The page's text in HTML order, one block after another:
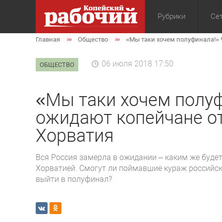
Рубрики
Общество
Главная Общество «Мы таки хочем полуфинала!»
ОБЩЕСТВО 06 июля 2018 17:50
«Мы таки хочем
ожидают копейчане
Хорватия
Вся Россия замерла в ожидании – каким же
Хорватией. Смогут ли поймавшие кураж
выйти в полуфинал?